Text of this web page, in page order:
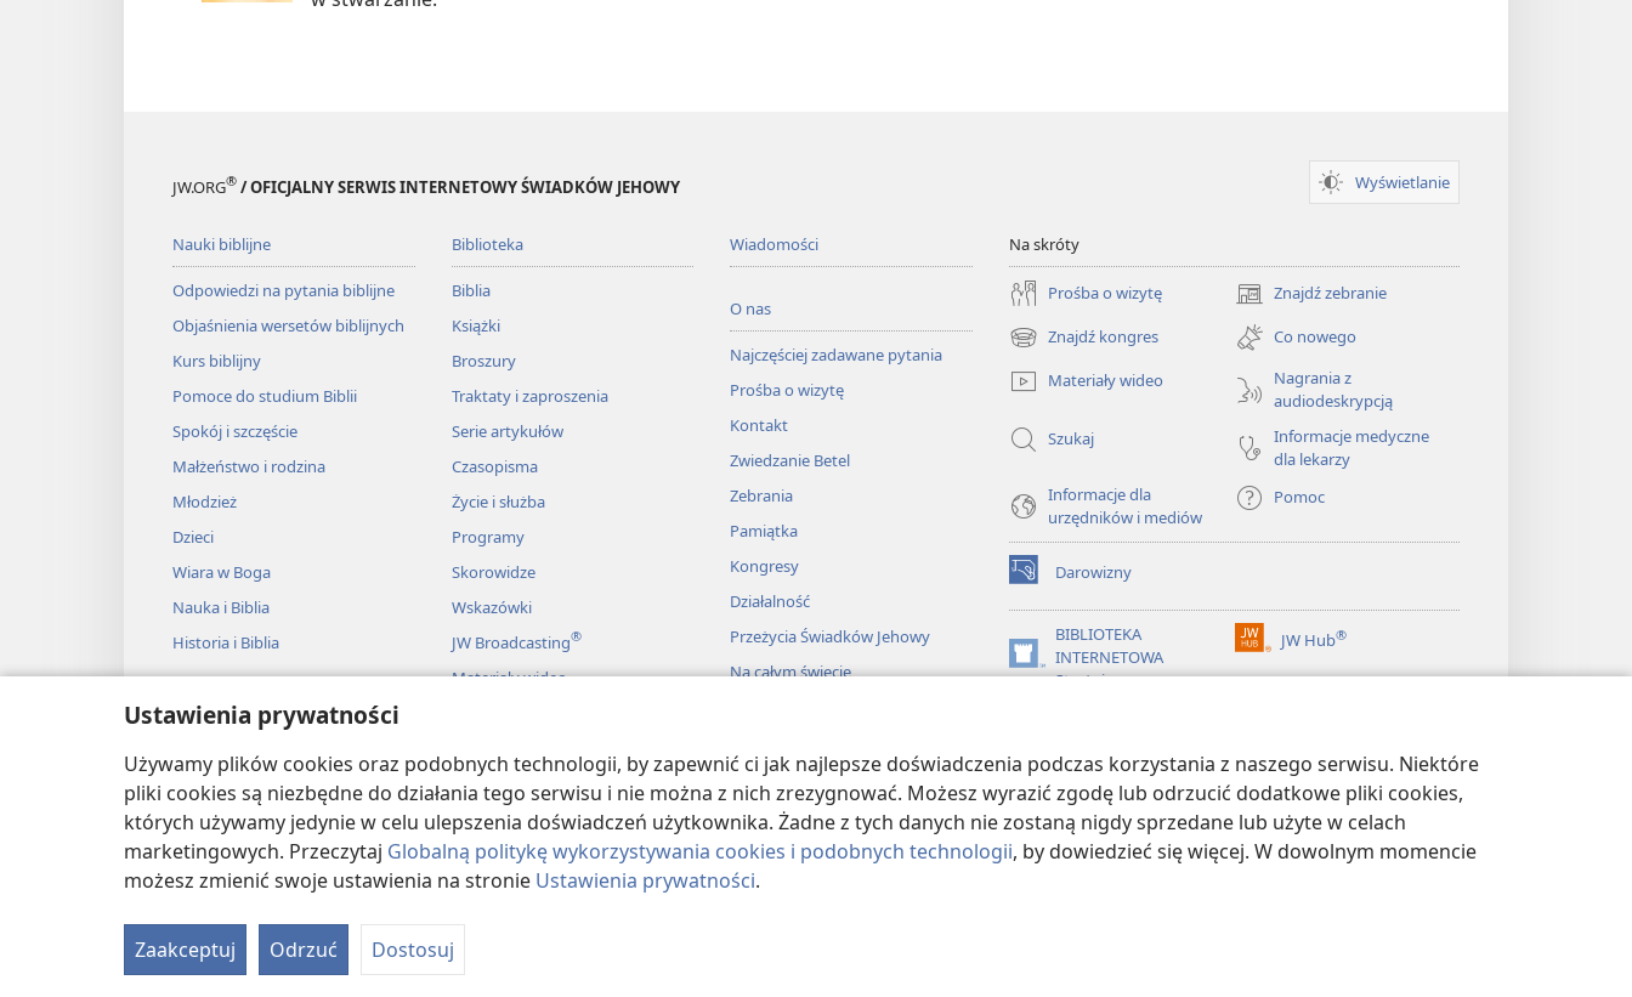
Ustawienia prywatności
Używamy plików cookies oraz podobnych technologii, by zapewnić ci jak najlepsze doświadczenia podczas korzystania z naszego serwisu. Niektóre
pliki cookies są niezbędne do działania tego serwisu i nie można z nich zrezygnować. Możesz wyrazić zgodę lub odrzucić dodatkowe pliki cookies,
których używamy jedynie w celu ulepszenia doświadczeń użytkownika. Żadne z tych danych nie zostaną nigdy sprzedane lub użyte w celach
marketingowych. Przeczytaj Globalną politykę wykorzystywania cookies i podobnych technologii, by dowiedzieć się więcej. W dowolnym momencie
możesz zmienić swoje ustawienia na stronie Ustawienia prywatności.
Zaakceptuj Odrzuć Dostosuj
JW.ORG® / OFICJALNY SERWIS INTERNETOWY ŚWIADKÓW JEHOWY Wyświetlanie
Nauki biblijne
Odpowiedzi na pytania biblijne
Objaśnienia wersetów biblijnych
Kurs biblijny
Pomoce do studium Biblii
Spokój i szczęście
Małżeństwo i rodzina
Młodzież
Dzieci
Wiara w Boga
Nauka i Biblia
Historia i Biblia
Biblioteka
Biblia
Książki
Broszury
Traktaty i zaproszenia
Serie artykułów
Czasopisma
Życie i służba
Programy
Skorowidze
Wskazówki
JW Broadcasting®
Materiały wideo
Adaptacje dźwiękowe Biblii
Wiadomości
O nas
Najczęściej zadawane pytania
Prośba o wizytę
Kontakt
Zwiedzanie Betel
Zebrania
Pamiątka
Kongresy
Działalność
Przeżycia Świadków Jehowy
Na całym świecie
Na skróty
Prośba o wizytę Znajdź zebranie
(opens
new
window)
Znajdź kongres
(opens
new
window)
Co nowego
Materiały wideo
Nagrania z
audiodeskrypcją
Szukaj
Informacje medyczne
dla lekarzy
Informacje dla
urzędników i mediów
Pomoc
Darowizny
(opens
new
window)BIBLIOTEKA
INTERNETOWA
Strażnicy
(opens
JW Hub®
(opens
new
Copyright© 2026 Watch Tower Bible and Tract Society of Pennsylvania.